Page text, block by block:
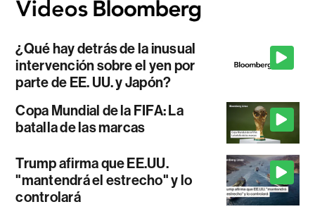
¿Qué hay detrás de la inusual
intervención sobre el yen por
parte de EE. UU. y Japón?
Copa Mundial de la FIFA: La
batalla de las marcas
Trump afirma que EE.UU.
"mantendrá el estrecho" y lo
controlará